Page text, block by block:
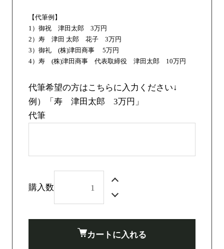
【代筆例】
1）御祝 津田太郎 3万円
2）寿 津田 太郎 花子 3万円
3）御礼 (株)津田商事 5万円
4）寿 (株)津田商事 代表取締役 津田太郎 10万円
代筆希望の方はこちらに入力ください↓
例）「寿 津田太郎 3万円」
代筆
購入数
カートに入れる